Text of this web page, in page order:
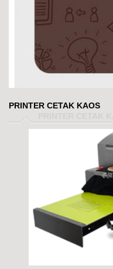
PRINTER CETAK KAOS